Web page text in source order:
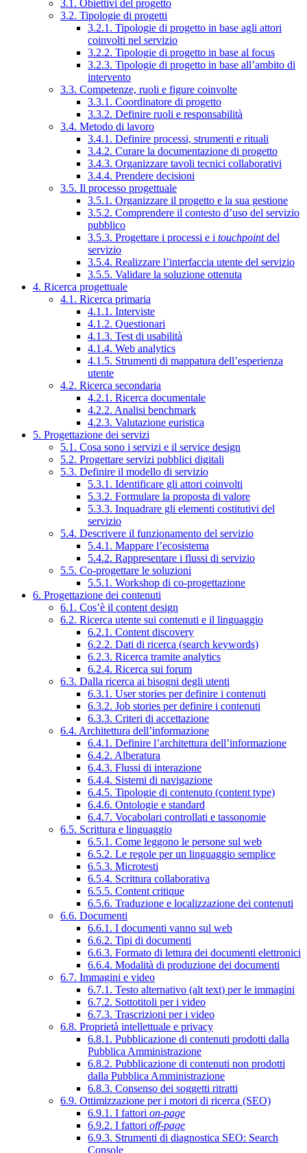
3.1. Obiettivi del progetto
3.2. Tipologie di progetti
3.2.1. Tipologie di progetto in base agli attori
coinvolti nel servizio
3.2.2. Tipologie di progetto in base al focus
3.2.3. Tipologie di progetto in base all’ambito di
intervento
3.3. Competenze, ruoli e figure coinvolte
3.3.1. Coordinatore di progetto
3.3.2. Definire ruoli e responsabilità
3.4. Metodo di lavoro
3.4.1. Definire processi, strumenti e rituali
3.4.2. Curare la documentazione di progetto
3.4.3. Organizzare tavoli tecnici collaborativi
3.4.4. Prendere decisioni
3.5. Il processo progettuale
3.5.1. Organizzare il progetto e la sua gestione
3.5.2. Comprendere il contesto d’uso del servizio
pubblico
3.5.3. Progettare i processi e i touchpointdel
servizio
3.5.4. Realizzare l’interfaccia utente del servizio
3.5.5. Validare la soluzione ottenuta
4. Ricerca progettuale
4.1. Ricerca primaria
4.1.1. Interviste
4.1.2. Questionari
4.1.3. Test di usabilità
4.1.4. Web analytics
4.1.5. Strumenti di mappatura dell’esperienza
utente
4.2. Ricerca secondaria
4.2.1. Ricerca documentale
4.2.2. Analisi benchmark
4.2.3. Valutazione euristica
5. Progettazione dei servizi
5.1. Cosa sono i servizi e il service design
5.2. Progettare servizi pubblici digitali
5.3. Definire il modello di servizio
5.3.1. Identificare gli attori coinvolti
5.3.2. Formulare la proposta di valore
5.3.3. Inquadrare gli elementi costitutivi del
servizio
5.4. Descrivere il funzionamento del servizio
5.4.1. Mappare l’ecosistema
5.4.2. Rappresentare i flussi di servizio
5.5. Co-progettare le soluzioni
5.5.1. Workshop di co-progettazione
6. Progettazione dei contenuti
6.1. Cos’è il content design
6.2. Ricerca utente sui contenuti e il linguaggio
6.2.1. Content discovery
6.2.2. Dati di ricerca (search keywords)
6.2.3. Ricerca tramite analytics
6.2.4. Ricerca sui forum
6.3. Dalla ricerca ai bisogni degli utenti
6.3.1. User stories per definire i contenuti
6.3.2. Job stories per definire i contenuti
6.3.3. Criteri di accettazione
6.4. Architettura dell’informazione
6.4.1. Definire l’architettura dell’informazione
6.4.2. Alberatura
6.4.3. Flussi di interazione
6.4.4. Sistemi di navigazione
6.4.5. Tipologie di contenuto (content type)
6.4.6. Ontologie e standard
6.4.7. Vocabolari controllati e tassonomie
6.5. Scrittura e linguaggio
6.5.1. Come leggono le persone sul web
6.5.2. Le regole per un linguaggio semplice
6.5.3. Microtesti
6.5.4. Scrittura collaborativa
6.5.5. Content critique
6.5.6. Traduzione e localizzazione dei contenuti
6.6. Documenti
6.6.1. I documenti vanno sul web
6.6.2. Tipi di documenti
6.6.3. Formato di lettura dei documenti elettronici
6.6.4. Modalità di produzione dei documenti
6.7. Immagini e video
6.7.1. Testo alternativo (alt text) per le immagini
6.7.2. Sottotitoli per i video
6.7.3. Trascrizioni per i video
6.8. Proprietà intellettuale e privacy
6.8.1. Pubblicazione di contenuti prodotti dalla
Pubblica Amministrazione
6.8.2. Pubblicazione di contenuti non prodotti
dalla Pubblica Amministrazione
6.8.3. Consenso dei soggetti ritratti
6.9. Ottimizzazione per i motori di ricerca (SEO)
6.9.1. I fattori on-page
6.9.2. I fattori off-page
6.9.3. Strumenti di diagnostica SEO: Search
Console